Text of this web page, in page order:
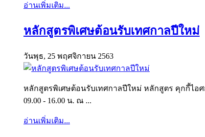
อ่านเพิ่มเติม...
หลักสูตรพิเศษต้อนรับเทศกาลปีใหม่
วันพุธ, 25 พฤศจิกายน 2563
หลักสูตรพิเศษต้อนรับเทศกาลปีใหม่ หลักสูตร คุกกี้ไอ
09.00 - 16.00 น. ณ ...
อ่านเพิ่มเติม...